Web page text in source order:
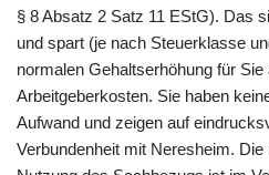
§ 8 Absatz 2 Satz 11 EStG). Das
und spart (je nach Steuerklasse
normalen Gehaltserhöhung für
Arbeitgeberkosten. Sie haben
Aufwand und zeigen auf
Verbundenheit mit Neresheim.